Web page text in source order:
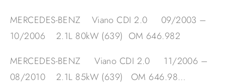
MERCEDES-BENZ Viano CDI 2.0 09/2003 –
10/2006 2.1L 80kW (639) OM 646.982
MERCEDES-BENZ Viano CDI 2.0 11/2006 –
08/2010 2.1L 85kW (639) OM 646.98…